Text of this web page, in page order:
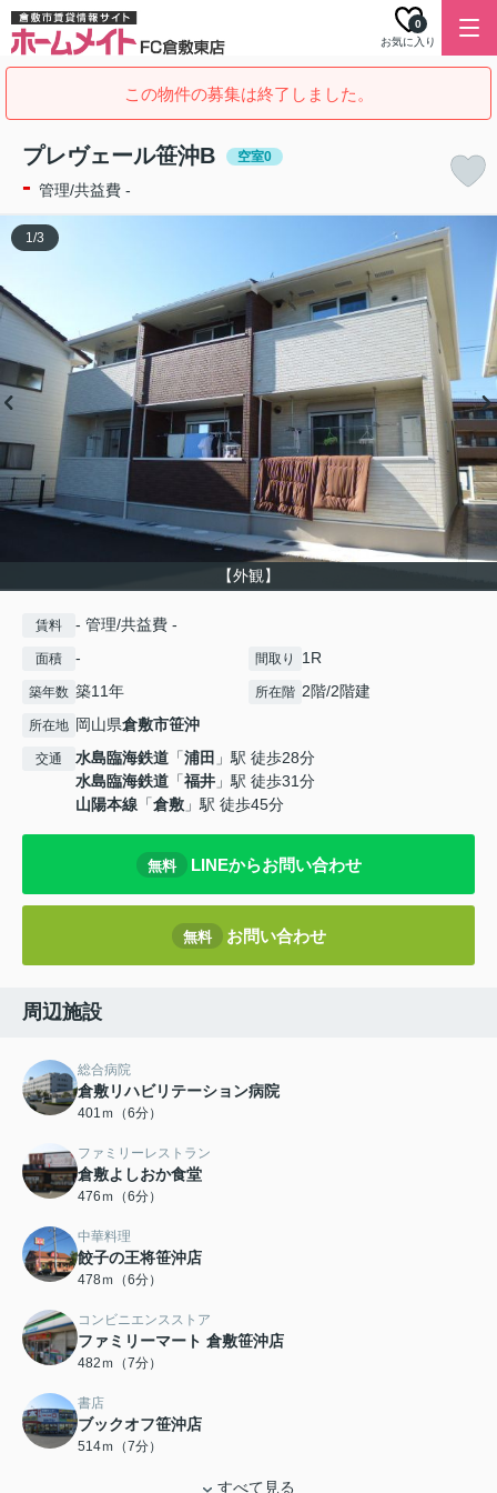
お気に入り
0
この物件の募集は終了しました。
プレヴェール笹沖B 空室0
- 管理/共益費 -
【外観】
1/3
賃料 - 管理/共益費 -
面積 - 間取り 1R
築年数 築11年 所在階 2階/2階建
所在地 岡山県倉敷市笹沖
交通 水島臨海鉄道 「浦田 」駅 徒歩28分
水島臨海鉄道 「福井 」駅 徒歩31分
山陽本線 「倉敷 」駅 徒歩45分
無料 LINEからお問い合わせ
無料 お問い合わせ
周辺施設
総合病院
倉敷リハビリテーション病院
401ｍ（6分）
ファミリーレストラン
倉敷よしおか食堂
476ｍ（6分）
中華料理
餃子の王将笹沖店
478ｍ（6分）
コンビニエンスストア
ファミリーマート 倉敷笹沖店
482ｍ（7分）
書店
ブックオフ笹沖店
514ｍ（7分）
すべて見る